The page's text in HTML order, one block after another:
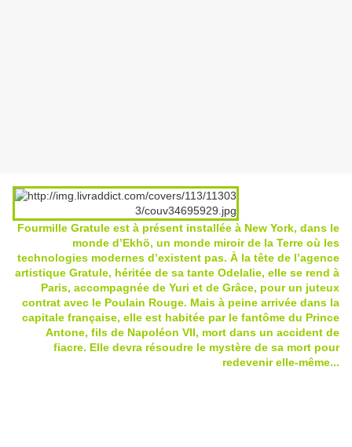
Fourmille Gratule est à présent installée à New York, dans le
monde d’Ekhö, un monde miroir de la Terre où les
technologies modernes d’existent pas. À la tête de l’agence
artistique Gratule, héritée de sa tante Odelalie, elle se rend à
Paris, accompagnée de Yuri et de Grâce, pour un juteux
contrat avec le Poulain Rouge. Mais à peine arrivée dans la
capitale française, elle est habitée par le fantôme du Prince
Antone, fils de Napoléon VII, mort dans un accident de
fiacre. Elle devra résoudre le mystère de sa mort pour
redevenir elle-même...